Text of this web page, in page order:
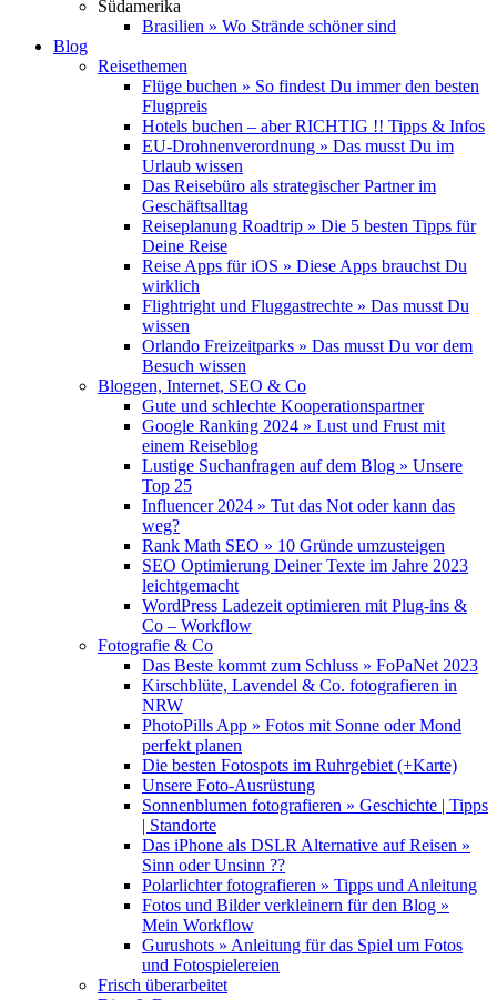
Südamerika
Brasilien » Wo Strände schöner sind
Blog
Reisethemen
Flüge buchen » So findest Du immer den besten
Flugpreis
Hotels buchen – aber RICHTIG !! Tipps & Infos
EU-Drohnenverordnung » Das musst Du im
Urlaub wissen
Das Reisebüro als strategischer Partner im
Geschäftsalltag
Reiseplanung Roadtrip » Die 5 besten Tipps für
Deine Reise
Reise Apps für iOS » Diese Apps brauchst Du
wirklich
Flightright und Fluggastrechte » Das musst Du
wissen
Orlando Freizeitparks » Das musst Du vor dem
Besuch wissen
Bloggen, Internet, SEO & Co
Gute und schlechte Kooperationspartner
Google Ranking 2024 » Lust und Frust mit
einem Reiseblog
Lustige Suchanfragen auf dem Blog » Unsere
Top 25
Influencer 2024 » Tut das Not oder kann das
weg?
Rank Math SEO » 10 Gründe umzusteigen
SEO Optimierung Deiner Texte im Jahre 2023
leichtgemacht
WordPress Ladezeit optimieren mit Plug-ins &
Co – Workflow
Fotografie & Co
Das Beste kommt zum Schluss » FoPaNet 2023
Kirschblüte, Lavendel & Co. fotografieren in
NRW
PhotoPills App » Fotos mit Sonne oder Mond
perfekt planen
Die besten Fotospots im Ruhrgebiet (+Karte)
Unsere Foto-Ausrüstung
Sonnenblumen fotografieren » Geschichte | Tipps
| Standorte
Das iPhone als DSLR Alternative auf Reisen »
Sinn oder Unsinn ??
Polarlichter fotografieren » Tipps und Anleitung
Fotos und Bilder verkleinern für den Blog »
Mein Workflow
Gurushots » Anleitung für das Spiel um Fotos
und Fotospielereien
Frisch überarbeitet